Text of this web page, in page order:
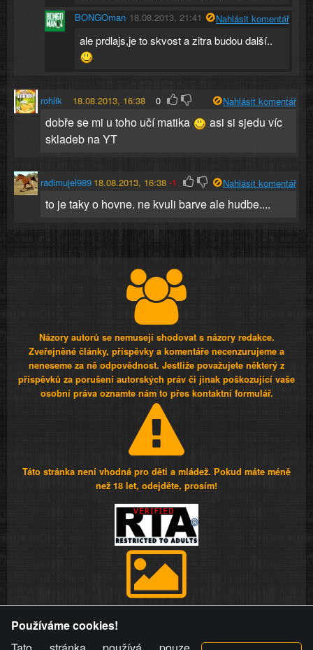
BONGOman 18.08.2013, 21:41 Nahlásit komentář
ale prdlajs,je to skvost a zitra budou další..
rohlik 18.08.2013, 16:38 0 Nahlásit komentář
dobře se mi u toho učí matika
asi si sjedu víc
skladeb na YT
radimujel989 18.08.2013, 16:38 -1 Nahlásit komentář
to je taky o hovne. ne kvuli barve ale hudbe....
Názory autorů se nemusejí shodovat s názory redakce.
Zveřejněné články, příspěvky a komentáře necenzurujeme a
neneseme za ně odpovědnost. Jestliže považujete některý z
příspěvků za porušení autorských práv či jinak poškozující vaše
osobní práva oznamte nám to přes kontaktní formulář.
Táto stránka není vhodná pro děti a mládež. Pokud máte méně
než 18 let, odejděte, prosím!
videa a komentáře. Osoba, které se toto opatření provozovatele
stránky týče, ani osoba, která umístila fotografii nebo video na
Používáme cookies!